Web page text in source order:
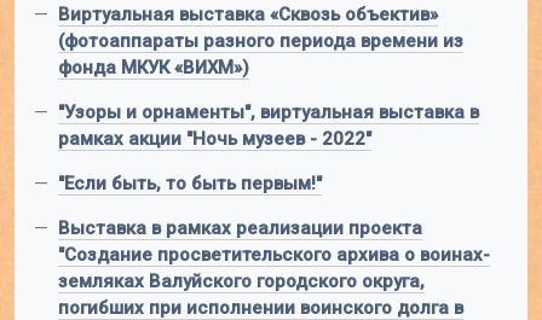
— Виртуальная выставка «Сквозь объектив»
(фотоаппараты разного периода времени из
фонда МКУК «ВИХМ»)
— "Узоры и орнаменты", виртуальная выставка в
рамках акции "Ночь музеев - 2022"
— "Если быть, то быть первым!"
— Выставка в рамках реализации проекта
"Создание просветительского архива о воинах-
земляках Валуйского городского округа,
погибших при исполнении воинского долга в